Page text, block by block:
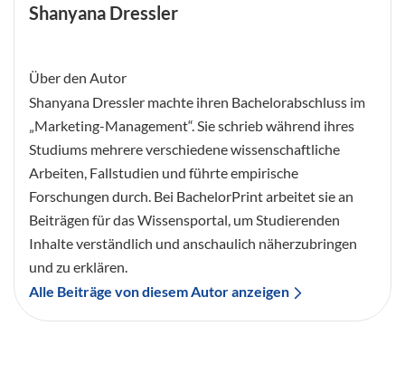
Shanyana Dressler
Über den Autor
Shanyana Dressler machte ihren Bachelorabschluss im
„Marketing-Management“. Sie schrieb während ihres
Studiums mehrere verschiedene wissenschaftliche
Arbeiten, Fallstudien und führte empirische
Forschungen durch. Bei BachelorPrint arbeitet sie an
Beiträgen für das Wissensportal, um Studierenden
Inhalte verständlich und anschaulich näherzubringen
und zu erklären.
Alle Beiträge von diesem Autor anzeigen